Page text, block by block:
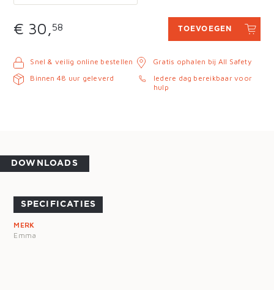
€ 30,58 TOEVOEGEN
Snel & veilig online bestellen
Binnen 48 uur geleverd
Gratis ophalen bij All Safety
Iedere dag bereikbaar voor
hulp
DOWNLOADS
SPECIFICATIES
MERK
Emma